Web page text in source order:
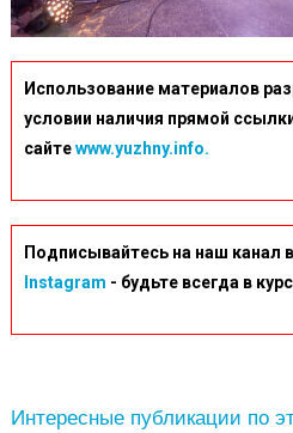
Использование материалов
условии наличия прямой
сайтеwww.yuzhny.info.
Подписывайтесь на наш канал в
Instagram - будьте всегда в
Интересные публикации по